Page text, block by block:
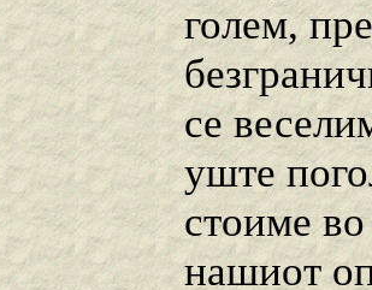
голем,
се
уште
стоиме
нашиот